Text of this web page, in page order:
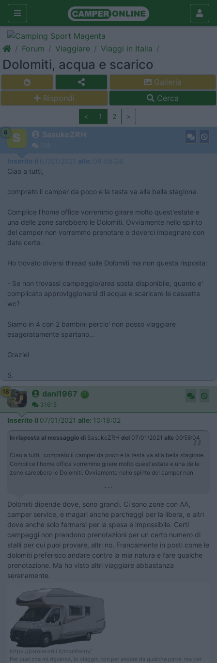
Forum Viaggiare Viaggi in Italia
Dolomiti, acqua e scarico
Galleria
Rispondi
Cerca
< 1 2 >
6 SasukeZRH
108
Inserito il 07/01/2021 alle: 09:58:04
Ciao a tutti,
comprato il camper da poco e la testa va alla bella stagione.
Complice l'home office vorremmo girare molto quest'estate e
una delle zone sarebbero le Dolomiti. Ovviamente nello spirito
del camper non vorremmo prenotare o doverci impegnare con
date certe.
Ho trovato diversi thread sulle Dolomiti ma non questa risposta:
- Se non trovassi campeggio/area sosta disponibile, quanto e'
complicato approviggionarsi di acqua e scaricare la cassetta
wc?
Siamo in 4 con 2 bambini percio' non posso viaggiare
esageratamente spartano...
Grazie!
S.
18 dani1967
31615
Inserito il 07/01/2021 alle: 10:18:02
In risposta al messaggio di SasukeZRH del 07/01/2021 alle 09:58:04
Ciao a tutti, comprato il camper da poco e la testa va alla bella stagione.
Complice l'home office vorremmo girare molto quest'estate e una delle
zone sarebbero le Dolomiti. Ovviamente nello spirito del camper non
...
Dolomiti dipende dove, sono grandi. Ci sono zone con AA,
camper service, e magari anche parcheggi per la libera, e altri
dove anche solo fermarsi per la spesa è impossibile. Certi
campeggi non prendono prenotazioni per un certo numero di
stalli per cui puoi provare, altri no. Francamente in posti come le
dolomiti preferisco andare contro la mia natura e fare qualche
prenotazione. Ma ho visto altri viaggiare abbastanza
serenamente.
https://paroleostili.it/manifesto/
Per quel che mi riguarda, io viaggio non per andare da qualche parte, ma per